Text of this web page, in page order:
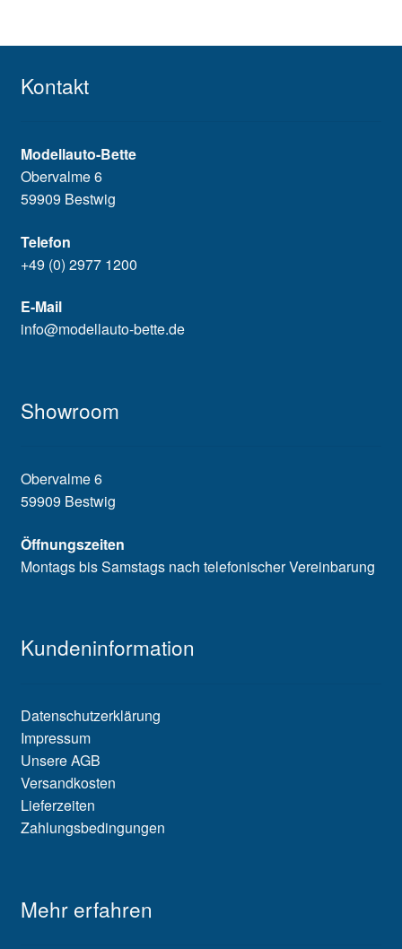
Kontakt
Modellauto-Bette
Obervalme 6
59909 Bestwig
Telefon
+49 (0) 2977 1200
E-Mail
info@modellauto-bette.de
Showroom
Obervalme 6
59909 Bestwig
Öffnungszeiten
Montags bis Samstags nach telefonischer Vereinbarung
Kundeninformation
Datenschutzerklärung
Impressum
Unsere AGB
Versandkosten
Lieferzeiten
Zahlungsbedingungen
Mehr erfahren